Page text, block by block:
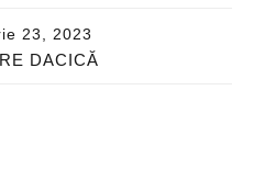
23, 2023
DACICĂ